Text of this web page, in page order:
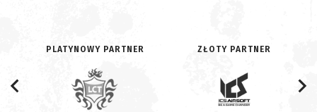
PLATYNOWY PARTNER ZŁOTY PARTNER